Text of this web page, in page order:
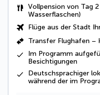
Vollpension von Tag
Wasserflaschen)
Flüge aus der Stadt
Transfer Flughafen –
Im Programm
Besichtigungen
Deutschsprachiger
während der im